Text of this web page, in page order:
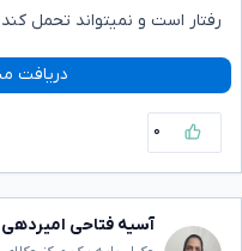
رفتار است و نمیتواند تحمل
دریافت
۰
آسیه فتاحی امیردهی